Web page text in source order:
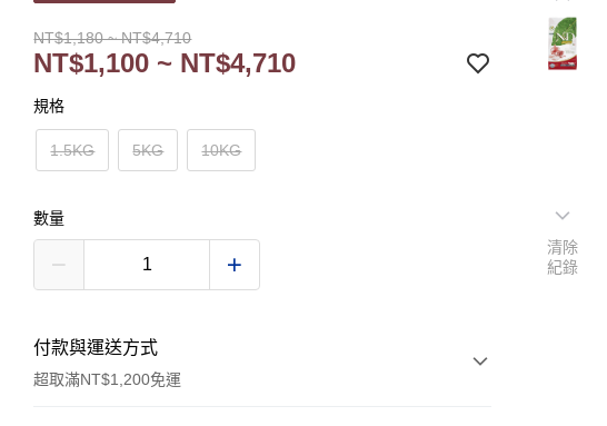
NT$1,180 ~ NT$4,710
NT$1,100 ~ NT$4,710
規格
1.5KG 5KG 10KG
數量
付款與運送方式
超取滿NT$1,200免運
清除
紀錄